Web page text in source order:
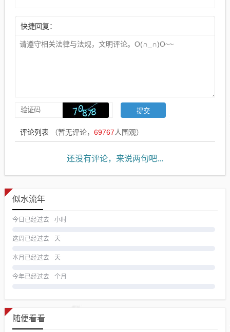
快捷回复：
评论列表 （暂无评论， 69767人围观）
还没有评论，来说两句吧...
似水流年
今日已经过去 小时
这周已经过去 天
本月已经过去 天
今年已经过去 个月
随便看看